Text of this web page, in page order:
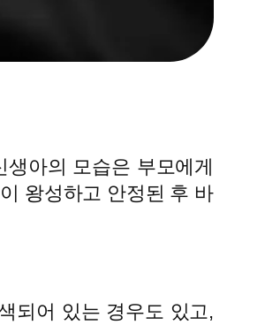
아의 모습은 부모에게
왕성하고 안정된 후 바
되어 있는 경우도 있고,